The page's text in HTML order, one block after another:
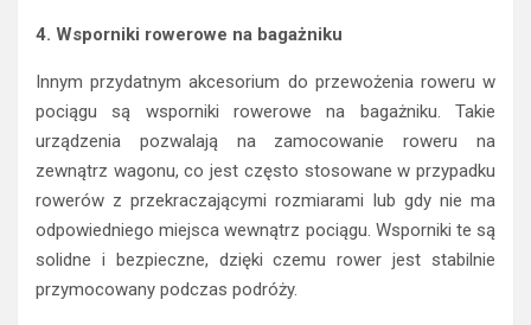
4. Wsporniki rowerowe na bagażniku
Innym przydatnym akcesorium do przewożenia roweru w
pociągu są wsporniki rowerowe na bagażniku. Takie
urządzenia pozwalają na zamocowanie roweru na
zewnątrz wagonu, co jest często stosowane w przypadku
rowerów z przekraczającymi rozmiarami lub gdy nie ma
odpowiedniego miejsca wewnątrz pociągu. Wsporniki te są
solidne i bezpieczne, dzięki czemu rower jest stabilnie
przymocowany podczas podróży.